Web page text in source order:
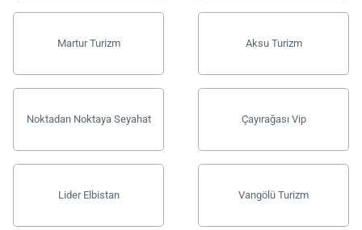
Martur Turizm Aksu Turizm
Noktadan Noktaya Seyahat Çayırağası Vip
Lider Elbistan Vangölü Turizm